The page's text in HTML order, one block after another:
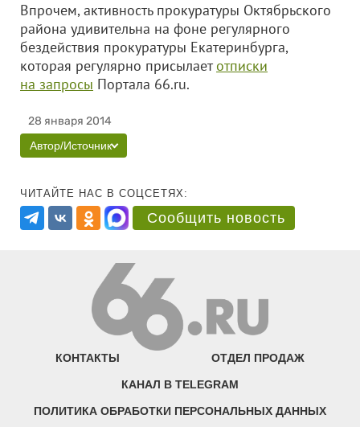
Впрочем, активность прокуратуры Октябрьского
района удивительна на фоне регулярного
бездействия прокуратуры Екатеринбурга,
которая регулярно присылаетотписки
на запросы Портала 66.ru.
28 января 2014
Автор/Источник
ЧИТАЙТЕ НАС В СОЦСЕТЯХ:
Сообщить новость
КОНТАКТЫ ОТДЕЛ ПРОДАЖ
КАНАЛ В TELEGRAM
ПОЛИТИКА ОБРАБОТКИ ПЕРСОНАЛЬНЫХ ДАННЫХ